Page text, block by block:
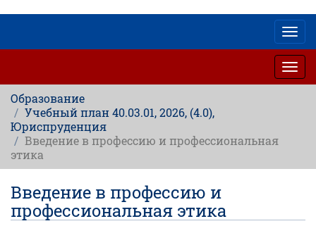
Образование
Учебный план 40.03.01, 2026, (4.0),
Юриспруденция
Введение в профессию и профессиональная
этика
Введение в профессию и
профессиональная этика